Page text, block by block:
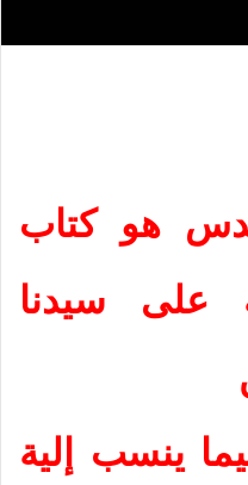
هو كتاب
على سيدنا
ينسب إلية